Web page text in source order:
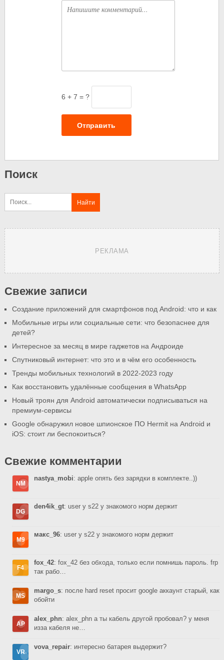
6 + 7 = ?
Отправить
Поиск
РЕКЛАМА
Свежие записи
Создание приложений для смартфонов под Android: что и как
Мобильные игры или социальные сети: что безопаснее для
детей?
Интересное за месяц в мире гаджетов на Андроиде
Спутниковый интернет: что это и в чём его особенность
Тренды мобильных технологий в 2022-2023 году
Как восстановить удалённые сообщения в WhatsApp
Новый троян для Android автоматически подписываться на
премиум-сервисы
Google обнаружил новое шпионское ПО Hermit на Android и
iOS: стоит ли беспокоиться?
Свежие комментарии
nastya_mobi: apple опять без зарядки в комплекте..))
den4ik_gt: user у s22 у знакомого норм держит
макс_96: user у s22 у знакомого норм держит
fox_42: fox_42 без обхода, только если помнишь пароль. frp
так рабо…
margo_s: после hard reset просит google аккаунт старый, как
обойти
alex_phn: alex_phn а ты кабель другой пробовал? у меня
изза кабеля не…
vova_repair: интересно батарея выдержит?